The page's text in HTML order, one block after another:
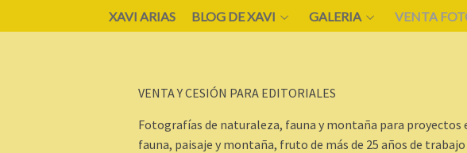
XAVI ARIAS BLOG DE XAVI GALERIA VENTA
VENTA Y CESIÓN PARA EDITORIALES
Fotografías de naturaleza, fauna y montaña para
fauna, paisaje y montaña, fruto de más de 25 años de